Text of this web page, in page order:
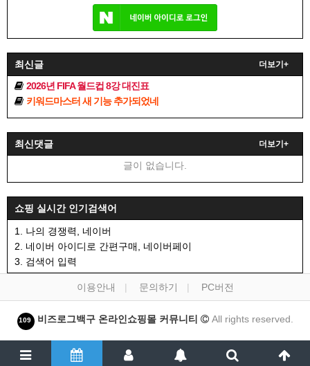
최신글 더보기+
2026년 FIFA 월드컵 8강 대진표
키워드마스터 새 기능 추가되었네
최신댓글 더보기+
글이 없습니다.
쇼핑 실시간 인기검색어
1. 나의 경쟁력, 네이버
2. 네이버 아이디로 간편구매, 네이버페이
3. 검색어 입력
이용안내 문의하기 PC버전
109 비즈로그백구 온라인쇼핑몰 커뮤니티 All rights reserved.